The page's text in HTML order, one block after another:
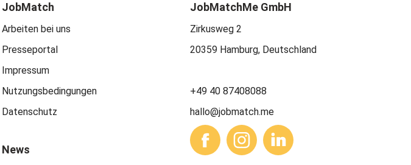
JobMatch
Arbeiten bei uns
Presseportal
Impressum
Nutzungsbedingungen
Datenschutz
News
JobMatchMe GmbH
Zirkusweg 2
20359 Hamburg, Deutschland
+49 40 87408088
hallo@jobmatch.me